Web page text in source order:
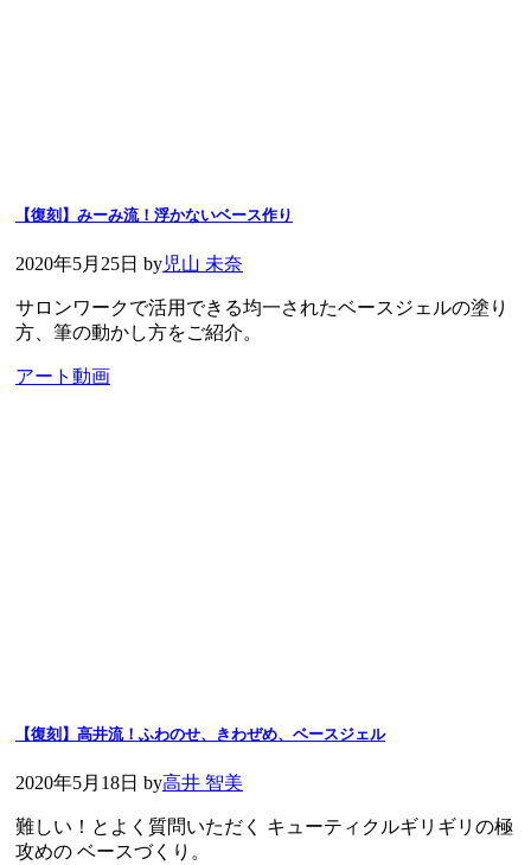
【復刻】みーみ流！浮かないベース作り
2020年5月25日 by児山 未奈
サロンワークで活用できる均一されたベースジェルの塗り
方、筆の動かし方をご紹介。
アート動画
【復刻】高井流！ふわのせ、きわぜめ、ベースジェル
2020年5月18日 by高井 智美
難しい！とよく質問いただく キューティクルギリギリの極
攻めの ベースづくり。